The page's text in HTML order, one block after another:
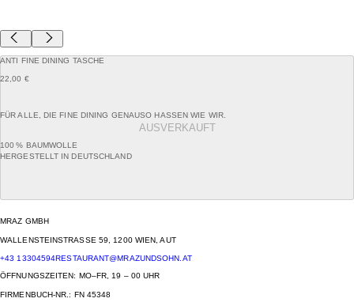
ANTI FINE DINING TASCHE
22,00 €
FÜR ALLE, DIE FINE DINING GENAUSO HASSEN WIE WIR.
100 % BAUMWOLLE
HERGESTELLT IN DEUTSCHLAND
AUSVERKAUFT
MRAZ GMBH
WALLENSTEINSTRASSE 59, 1200 WIEN, AUT
+43 13304594RESTAURANT@MRAZUNDSOHN.AT
ÖFFNUNGSZEITEN: MO–FR, 19 – 00 UHR
FIRMENBUCH-NR.: FN 45348